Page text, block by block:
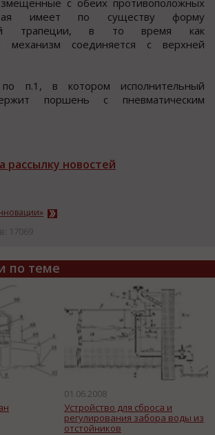
с обеих противоположных
имеет по существу форму
трапеции, в то время как
механизм соединяется с верхней
п.1, в котором исполнительный
поршень с пневматическим
рассылку новостей
17069
по теме
01.06.2008
Устройство для сброса и
регулирования забора воды из
отстойников